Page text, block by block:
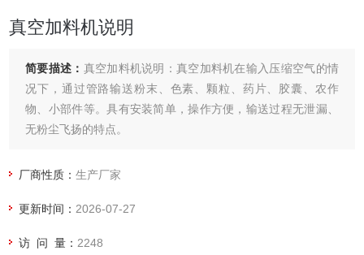
真空加料机说明
简要描述： 真空加料机说明：真空加料机在输入压缩空气的情
况下，通过管路输送粉末、色素、颗粒、药片、胶囊、农作
物、小部件等。具有安装简单，操作方便，输送过程无泄漏、
无粉尘飞扬的特点。
厂商性质：生产厂家
更新时间： 2026-07-27
访 问 量： 2248